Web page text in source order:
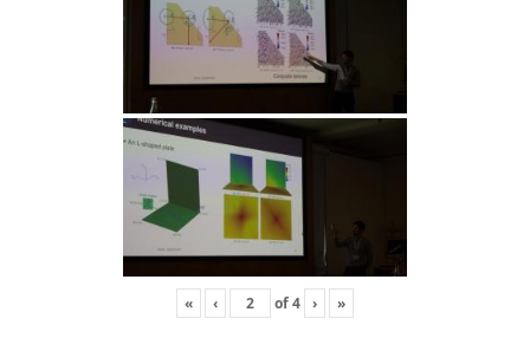
« ‹ of4 › »